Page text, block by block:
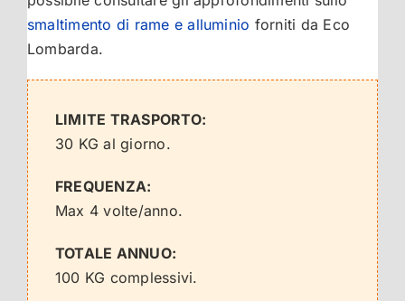
smaltimento di rame e alluminio forniti da Eco
Lombarda.
LIMITE TRASPORTO:
30 KG al giorno.
FREQUENZA:
Max 4 volte/anno.
TOTALE ANNUO:
100 KG complessivi.